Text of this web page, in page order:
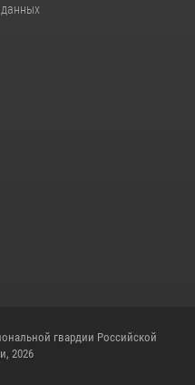
гвардии Российской
2026